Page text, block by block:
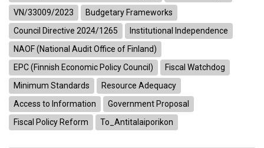
VN/33009/2023
Budgetary Frameworks
Council Directive 2024/1265
Institutional Independence
NAOF (National Audit Office of Finland)
EPC (Finnish Economic Policy Council)
Fiscal Watchdog
Minimum Standards
Resource Adequacy
Access to Information
Government Proposal
Fiscal Policy Reform
To_Antitalaiporikon